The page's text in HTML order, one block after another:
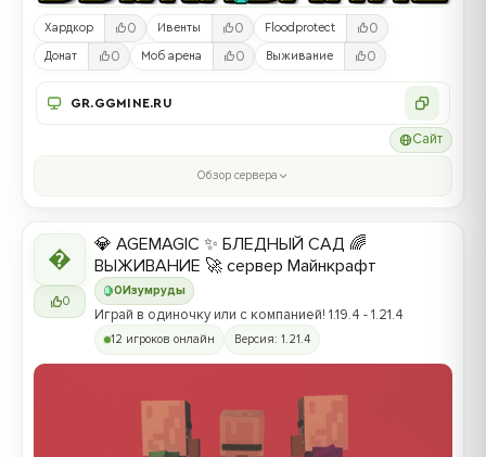
Хардкор 0 Ивенты 0 Floodprotect 0
Донат 0 Моб арена 0 Выживание 0
GR.GGMINE.RU
Сайт
Обзор сервера

0
0 Изумруды
💎 AGEMAGIC ✨ БЛЕДНЫЙ САД 🌈
ВЫЖИВАНИЕ 🚀 сервер Майнкрафт
Играй в одиночку или с компанией! 1.19.4 - 1.21.4
12 игроков онлайн Версия: 1.21.4